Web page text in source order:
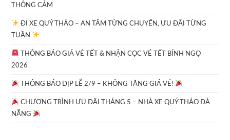
THÔNG CẢM
ĐI XE QUÝ THẢO – AN TÂM TỪNG CHUYẾN, ƯU ĐÃI TỪNG
TUẦN
THÔNG BÁO GIÁ VÉ TẾT & NHẬN CỌC VÉ TẾT BÍNH NGỌ
2026
THÔNG BÁO DỊP LỄ 2/9 – KHÔNG TĂNG GIÁ VÉ!
CHƯƠNG TRÌNH ƯU ĐÃI THÁNG 5 – NHÀ XE QUÝ THẢO ĐÀ
NẴNG